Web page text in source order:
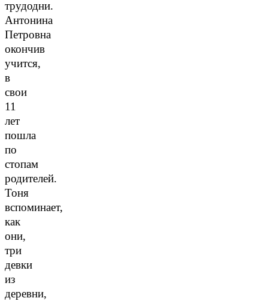
трудодни.
Антонина
Петровна
окончив
учится,
в
свои
11
лет
пошла
по
стопам
родителей.
Тоня
вспоминает,
как
они,
три
девки
из
деревни,